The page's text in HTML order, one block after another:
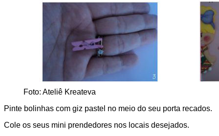
Foto: Ateliê Kreateva
Pinte bolinhas com giz pastel no meio do seu porta recados.
Cole os seus mini prendedores nos locais desejados.